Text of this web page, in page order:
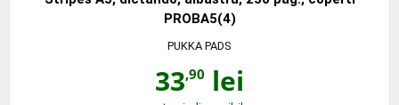
PROBA5(4)
PUKKA PADS
33,90 lei